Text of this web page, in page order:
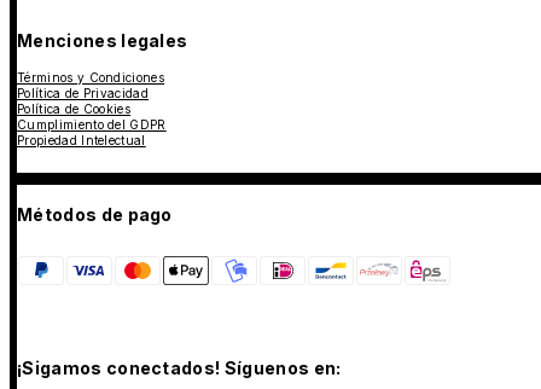
Menciones legales
Términos y Condiciones
Política de Privacidad
Política de Cookies
Cumplimiento del GDPR
Propiedad Intelectual
Métodos de pago
¡Sigamos conectados! Síguenos en: